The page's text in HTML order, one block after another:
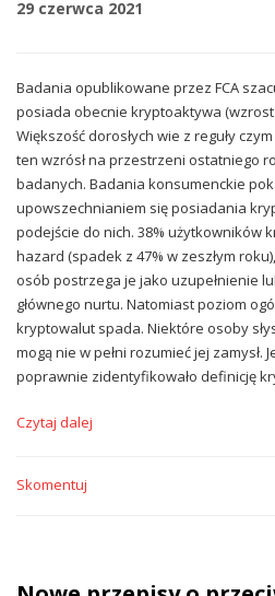
29 czerwca 2021
Badania opublikowane przez FCA
posiada obecnie kryptoaktywa (wzrost
Większość dorosłych wie z reguły
ten wzrósł na przestrzeni ostatniego
badanych. Badania konsumenckie
upowszechnianiem się posiadania
podejście do nich. 38% użytkowników
hazard (spadek z 47% w zeszłym
osób postrzega je jako uzupełnienie
głównego nurtu. Natomiast poziom
kryptowalut spada. Niektóre osoby
mogą nie w pełni rozumieć jej zamysł.
poprawnie zidentyfikowało definicję
Czytaj dalej
Skomentuj